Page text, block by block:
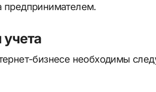
предпринимателем.
бизнесе необходимы